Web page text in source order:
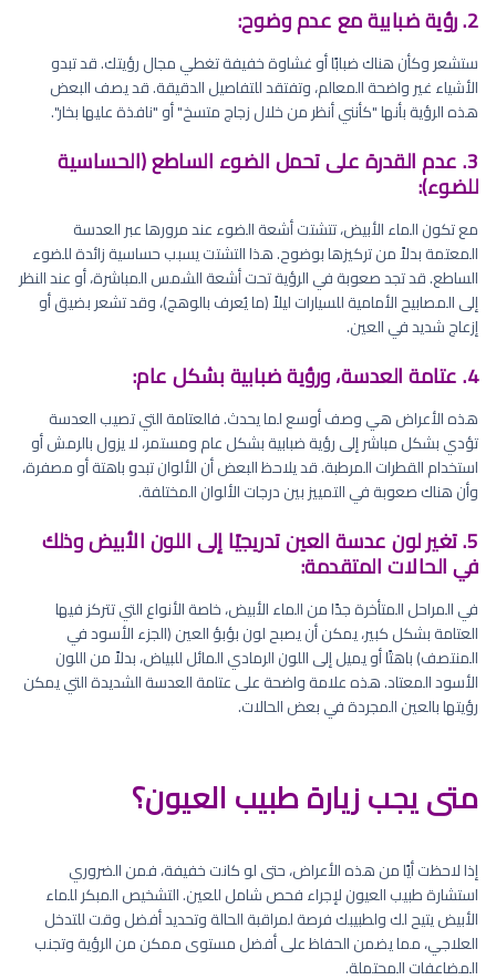
2. رؤية ضبابية مع عدم وضوح:
ستشعر وكأن هناك ضبابًا أو غشاوة خفيفة تغطي مجال رؤيتك. قد تبدو
الأشياء غير واضحة المعالم، وتفتقد للتفاصيل الدقيقة. قد يصف البعض
هذه الرؤية بأنها "كأنني أنظر من خلال زجاج متسخ" أو "نافذة عليها بخار".
3. عدم القدرة على تحمل الضوء الساطع (الحساسية
للضوء):
مع تكون الماء الأبيض، تتشتت أشعة الضوء عند مرورها عبر العدسة
المعتمة بدلاً من تركيزها بوضوح. هذا التشتت يسبب حساسية زائدة للضوء
الساطع. قد تجد صعوبة في الرؤية تحت أشعة الشمس المباشرة، أو عند النظر
إلى المصابيح الأمامية للسيارات ليلاً (ما يُعرف بالوهج)، وقد تشعر بضيق أو
إزعاج شديد في العين.
4. عتامة العدسة، ورؤية ضبابية بشكل عام:
هذه الأعراض هي وصف أوسع لما يحدث. فالعتامة التي تصيب العدسة
تؤدي بشكل مباشر إلى رؤية ضبابية بشكل عام ومستمر، لا يزول بالرمش أو
استخدام القطرات المرطبة. قد يلاحظ البعض أن الألوان تبدو باهتة أو مصفرة،
وأن هناك صعوبة في التمييز بين درجات الألوان المختلفة.
5. تغير لون عدسة العين تدريجيًا إلى اللون الأبيض وذلك
في الحالات المتقدمة:
في المراحل المتأخرة جدًا من الماء الأبيض، خاصة الأنواع التي تتركز فيها
العتامة بشكل كبير، يمكن أن يصبح لون بؤبؤ العين (الجزء الأسود في
المنتصف) باهتًا أو يميل إلى اللون الرمادي المائل للبياض، بدلاً من اللون
الأسود المعتاد. هذه علامة واضحة على عتامة العدسة الشديدة التي يمكن
رؤيتها بالعين المجردة في بعض الحالات.
متى يجب زيارة طبيب العيون؟
إذا لاحظت أيًا من هذه الأعراض، حتى لو كانت خفيفة، فمن الضروري
استشارة طبيب العيون لإجراء فحص شامل للعين. التشخيص المبكر للماء
الأبيض يتيح لك ولطبيبك فرصة لمراقبة الحالة وتحديد أفضل وقت للتدخل
العلاجي، مما يضمن الحفاظ على أفضل مستوى ممكن من الرؤية وتجنب
المضاعفات المحتملة.